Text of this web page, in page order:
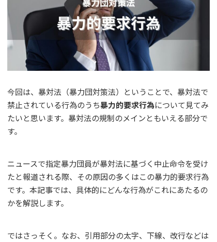
今回は、暴対法（暴力団対策法）ということで、暴対法で
禁止されている行為のうち暴力的要求行為について見てみ
たいと思います。暴対法の規制のメインともいえる部分で
す。
ニュースで指定暴力団員が暴対法に基づく中止命令を受け
たと報道される際、その原因の多くはこの暴力的要求行為
です。本記事では、具体的にどんな行為がこれにあたるの
かを解説します。
ではさっそく。なお、引用部分の太字、下線、改行などは